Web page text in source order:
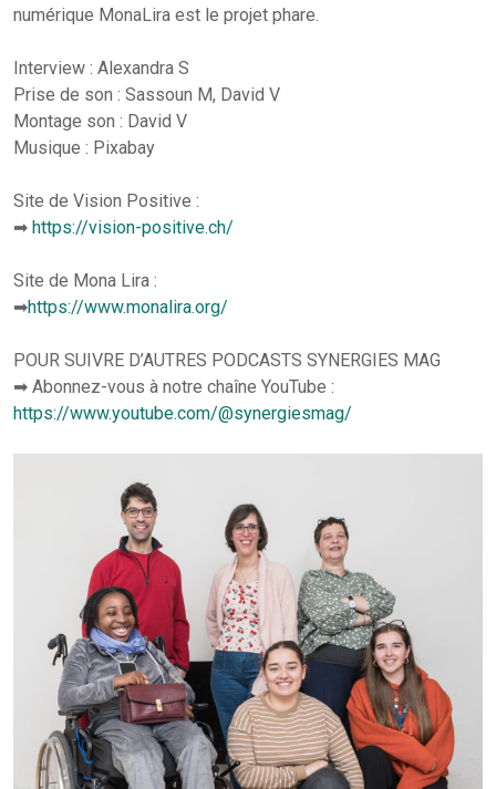
numérique MonaLira est le projet phare.
Interview : Alexandra S
Prise de son : Sassoun M, David V
Montage son : David V
Musique : Pixabay
Site de Vision Positive :
➡ https://vision-positive.ch/
Site de Mona Lira :
➡https://www.monalira.org/
POUR SUIVRE D’AUTRES PODCASTS SYNERGIES MAG
➡ Abonnez-vous à notre chaîne YouTube :
https://www.youtube.com/@synergiesmag/